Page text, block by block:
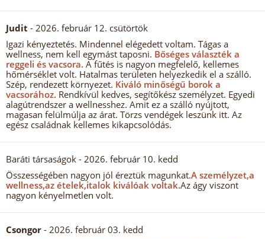
Judit - 2026. február 12. csütörtök
Igazi kényeztetés. Mindennel elégedett voltam. Tágas a
wellness, nem kell egymást taposni. Bőséges választék a
reggeli és vacsora. A fűtés is nagyon megfelelő, kellemes
hőmérséklet volt. Hatalmas területen helyezkedik el a szálló.
Szép, rendezett környezet. Kiváló minőségű borok a
vacsorához. Rendkívül kedves, segítőkész személyzet. Egyedi
alagútrendszer a wellnesshez. Amit ez a szálló nyújtott,
magasan felülmúlja az árat. Törzs vendégek leszünk itt. Az
egész családnak kellemes kikapcsolódás.
Baráti társaságok - 2026. február 10. kedd
Összességében nagyon jól éreztük magunkat.A személyzet,a
wellness,az ételek,italok kiválóak voltak.Az ágy viszont
nagyon kényelmetlen volt.
Csongor - 2026. február 03. kedd